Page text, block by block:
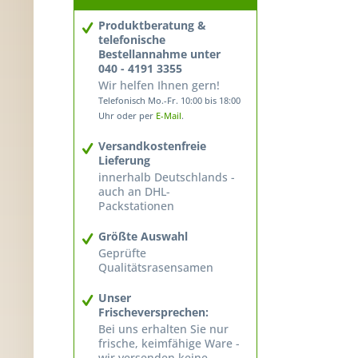
Produktberatung &
telefonische
Bestellannahme unter
040 - 4191 3355
Wir helfen Ihnen gern!
Telefonisch Mo.-Fr. 10:00 bis 18:00
Uhr oder per E-Mail.
Versandkostenfreie
Lieferung
innerhalb Deutschlands -
auch an DHL-
Packstationen
Größte Auswahl
Geprüfte
Qualitätsrasensamen
Unser
Frischeversprechen:
Bei uns erhalten Sie nur
frische, keimfähige Ware -